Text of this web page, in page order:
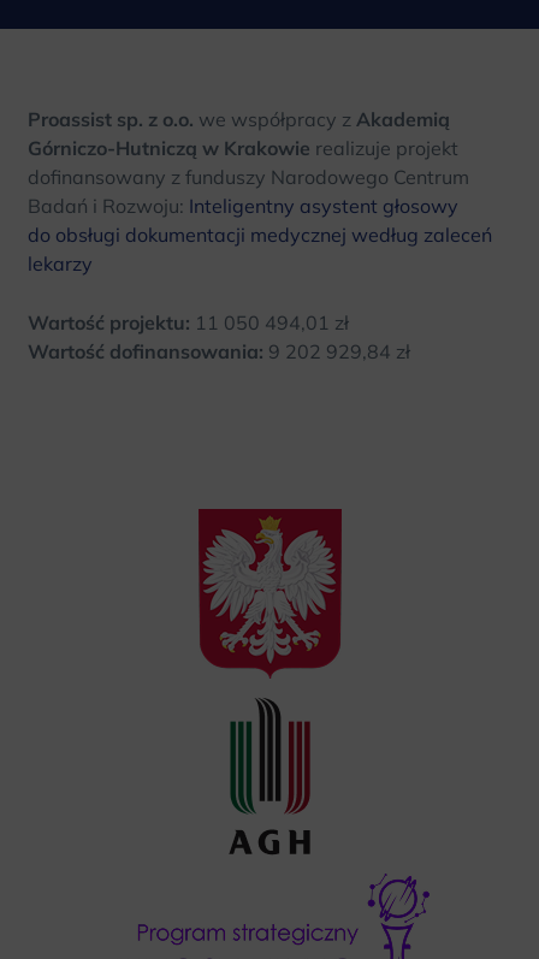
Proassist sp. z o.o. we współpracy z Akademią
Górniczo-Hutniczą w Krakowie realizuje projekt
dofinansowany z funduszy Narodowego Centrum
Badań i Rozwoju: Inteligentny asystent głosowy
do obsługi dokumentacji medycznej według zaleceń
lekarzy
Wartość projektu: 11 050 494,01 zł
Wartość dofinansowania: 9 202 929,84 zł